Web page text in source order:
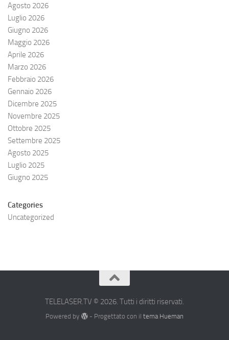
Agosto 2026
Luglio 2026
Giugno 2026
Maggio 2026
Aprile 2026
Marzo 2026
Febbraio 2026
Gennaio 2026
Dicembre 2025
Novembre 2025
Ottobre 2025
Settembre 2025
Agosto 2025
Luglio 2025
Giugno 2025
Categories
Uncategorized
TELELASER.TV © 2026. Tutti i diritti riservati.
Powered by - Progettato con il tema Hueman